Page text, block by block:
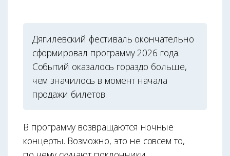
Дягилевский фестиваль окончательно
сформировал программу 2026 года.
Событий оказалось гораздо больше,
чем значилось в момент начала
продажи билетов.
В программу возвращаются ночные
концерты. Возможно, это не совсем то,